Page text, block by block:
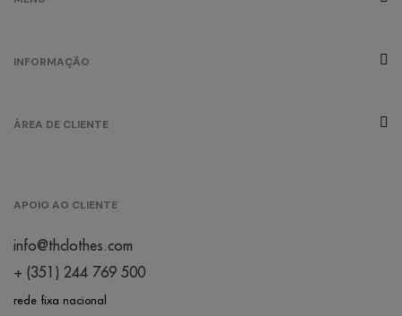
INFORMAÇÃO
ÁREA DE CLIENTE
APOIO AO CLIENTE
info@thclothes.com
+ (351) 244 769 500
rede fixa nacional